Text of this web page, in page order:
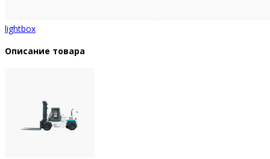
lightbox
Описание товара